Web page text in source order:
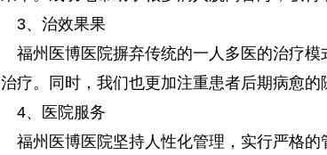
治效果果
医博医院摒弃传统的一人多医的治疗模
疗。同时，我们也更加注重患者后期病愈的
医院服务
医博医院坚持人性化管理，实行严格的